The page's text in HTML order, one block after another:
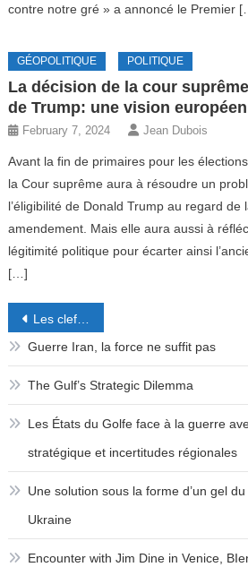
contre notre gré » a annoncé le Premier
GÉOPOLITIQUE POLITIQUE
La décision de la cour
de Trump: une vision
February 7, 2024 Jean Dubois
Avant la fin de primaires pour les
la Cour suprême aura à résoudre un
l’éligibilité de Donald Trump au regard
amendement. Mais elle aura aussi à
légitimité politique pour écarter ainsi
[…]
Post
navigation
Les clefs du Thatchérisme
Guerre Iran, la force ne suffit pas
The Gulf’s Strategic Dilemma
Les États du Golfe face à la guerre
stratégique et incertitudes régionales
Une solution sous la forme d’un gel
Ukraine
Encounter with Jim Dine in Venice,